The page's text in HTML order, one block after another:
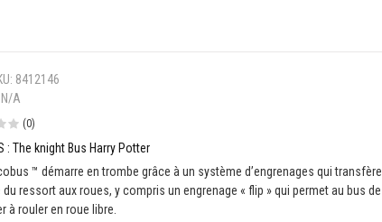
8412146
N/A
(0)
: The knight Bus Harry Potter
™ démarre en trombe grâce à un système d’engrenages qui transfère
du ressort aux roues, y compris un engrenage « flip » qui permet au bus de
à rouler en roue libre.